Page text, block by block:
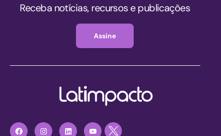
Receba notícias, recursos e publicações
Assine